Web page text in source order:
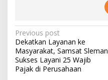
Post
navigation
Previous post
Dekatkan Layanan ke
Masyarakat, Samsat Sleman
Sukses Layani 25 Wajib
Pajak di Perusahaan